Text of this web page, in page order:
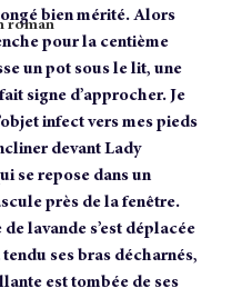
roman
bien mérité. Alors
pour la centième
un pot sous le lit, une
signe d’approcher. Je
infect vers mes pieds
devant Lady
se repose dans un
près de la fenêtre.
lavande s’est déplacée
ses bras décharnés,
est tombée de ses